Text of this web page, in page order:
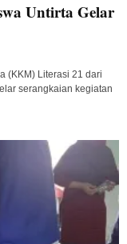
Untirta Gelar
(KKM) Literasi 21 dari
serangkaian kegiatan